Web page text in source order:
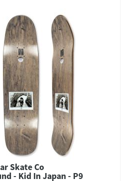
Skate Co
- Kid In Japan - P9